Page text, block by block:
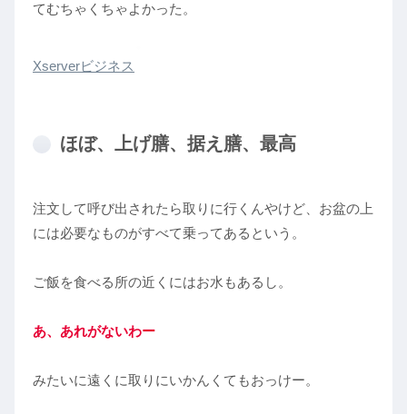
てむちゃくちゃよかった。
Xserverビジネス
ほぼ、上げ膳、据え膳、最高
注文して呼び出されたら取りに行くんやけど、お盆の上
には必要なものがすべて乗ってあるという。
ご飯を食べる所の近くにはお水もあるし。
あ、あれがないわー
みたいに遠くに取りにいかんくてもおっけー。